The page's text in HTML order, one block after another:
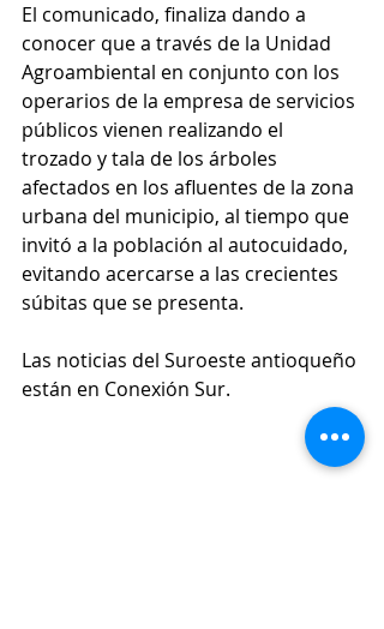
El comunicado, finaliza dando a
conocer que a través de la Unidad
Agroambiental en conjunto con los
operarios de la empresa de servicios
públicos vienen realizando el
trozado y tala de los árboles
afectados en los afluentes de la zona
urbana del municipio, al tiempo que
invitó a la población al autocuidado,
evitando acercarse a las crecientes
súbitas que se presenta.
Las noticias del Suroeste antioqueño
están en Conexión Sur.